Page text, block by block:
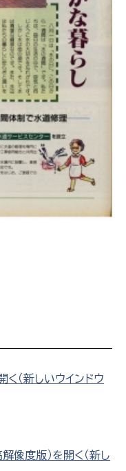
（新しいウインドウ
像度版）を開く（新し